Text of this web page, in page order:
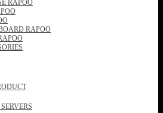
RAPOO
RAPOO